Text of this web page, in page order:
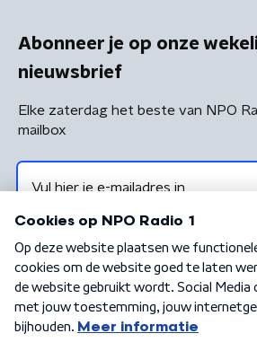
Abonneer je op onze
nieuwsbrief
Elke zaterdag het beste van NPO
mailbox
Algemene voorwaarden